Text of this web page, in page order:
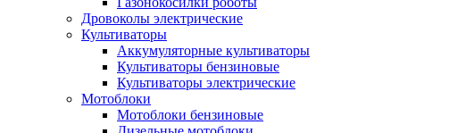
Дровоколы электрические
Культиваторы
Аккумуляторные культиваторы
Культиваторы бензиновые
Культиваторы электрические
Мотоблоки
Мотоблоки бензиновые